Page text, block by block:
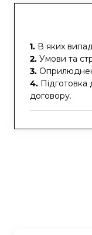
1. В яких
2. Умови та
3.
4. Підготовка
договору.